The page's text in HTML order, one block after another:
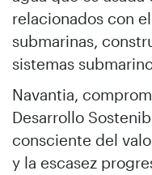
relacionados con
submarinas,
sistemas
Navantia,
Desarrollo
consciente del
y la escasez